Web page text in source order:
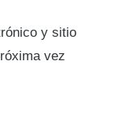
y sitio
vez